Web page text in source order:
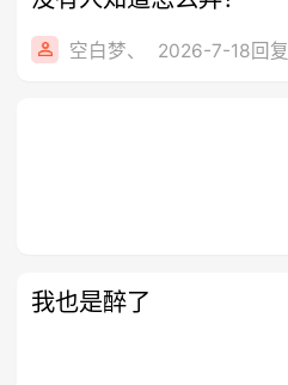
空白梦、 2026-7-18回复
我也是醉了